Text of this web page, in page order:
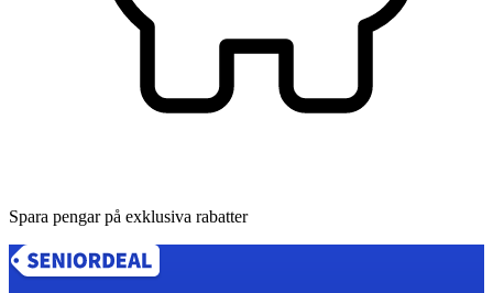
Spara pengar på exklusiva rabatter